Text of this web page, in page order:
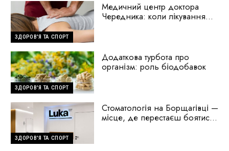
ЗДОРОВ'Я ТА СПОРТ
Медичний центр доктора
Чередника: коли лікування
ЗДОРОВ'Я ТА СПОРТ
Додаткова турбота про
організм: роль біодобавок
ЗДОРОВ'Я ТА СПОРТ
Стоматологія на Борщагівці —
місце, де перестаєш боятися